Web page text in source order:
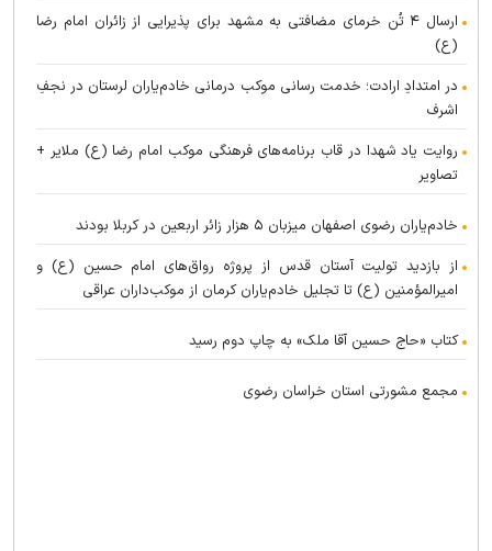
ارسال ۴ تُن خرمای مضافتی به مشهد برای پذیرایی از زائران امام رضا
(ع)
در امتدادِ ارادت؛ خدمت رسانی موکب درمانی خادم‌یاران لرستان در نجفِ
اشرف
روایت یاد شهدا در قاب برنامه‌های فرهنگی موکب امام رضا (ع) ملایر +
تصاویر
خادم‌یاران رضوی اصفهان میزبان ۵ هزار زائر اربعین در کربلا بودند
از بازدید تولیت آستان قدس از پروژه رواق‌های امام حسین (ع) و
امیرالمؤمنین (ع) تا تجلیل خادم‌یاران کرمان از موکب‌داران عراقی
کتاب «حاج حسین آقا ملک» به چاپ دوم رسید
مجمع مشورتی استان خراسان رضوی